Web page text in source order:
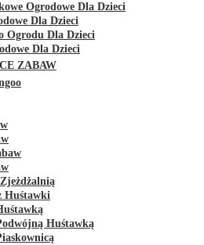
Ogrodowe Dla Dzieci
Dla Dzieci
Ogrodu Dla Dzieci
Dla Dzieci
ZABAW
Huśtawki
Huśtawką